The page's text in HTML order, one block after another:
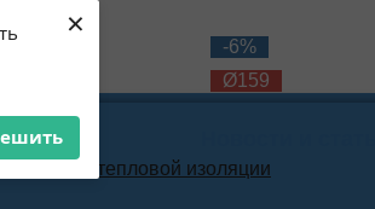
×
тепловой изоляции
-6%
Ø159